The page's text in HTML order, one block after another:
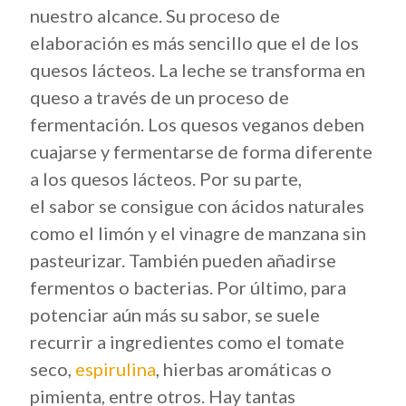
nuestro alcance. Su proceso de
elaboración es más sencillo que el de los
quesos lácteos. La leche se transforma en
queso a través de un proceso de
fermentación. Los quesos veganos deben
cuajarse y fermentarse de forma diferente
a los quesos lácteos. Por su parte,
el sabor se consigue con ácidos naturales
como el limón y el vinagre de manzana sin
pasteurizar. También pueden añadirse
fermentos o bacterias. Por último, para
potenciar aún más su sabor, se suele
recurrir a ingredientes como el tomate
seco, espirulina, hierbas aromáticas o
pimienta, entre otros. Hay tantas